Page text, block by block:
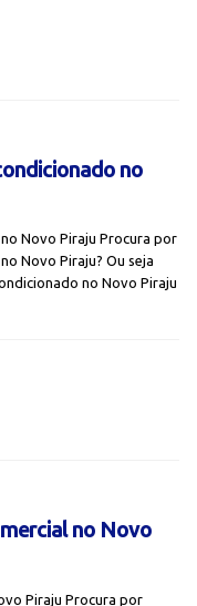
no
Novo Piraju Procura por
Novo Piraju? Ou seja
no Novo Piraju
no Novo
Piraju Procura por